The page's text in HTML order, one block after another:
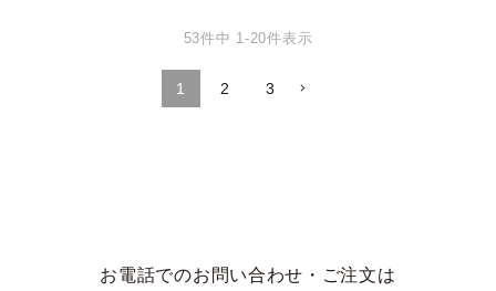
53件中 1 -20件表示
1 2 3
お電話でのお問い合わせ・ご注文は